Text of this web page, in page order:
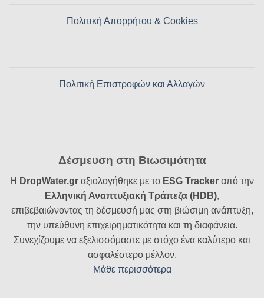
Πολιτική Απορρήτου & Cookies
Πολιτική Επιστροφών και Αλλαγών
Δέσμευση στη Βιωσιμότητα
Η DropWater.gr αξιολογήθηκε με το ESG Tracker από την
Ελληνική Αναπτυξιακή Τράπεζα (HDB),
επιβεβαιώνοντας τη δέσμευσή μας στη βιώσιμη ανάπτυξη,
την υπεύθυνη επιχειρηματικότητα και τη διαφάνεια.
Συνεχίζουμε να εξελισσόμαστε με στόχο ένα καλύτερο και
ασφαλέστερο μέλλον.
Μάθε περισσότερα